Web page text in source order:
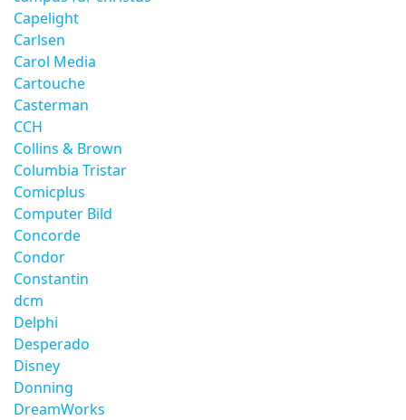
Capelight
Carlsen
Carol Media
Cartouche
Casterman
CCH
Collins & Brown
Columbia Tristar
Comicplus
Computer Bild
Concorde
Condor
Constantin
dcm
Delphi
Desperado
Disney
Donning
DreamWorks